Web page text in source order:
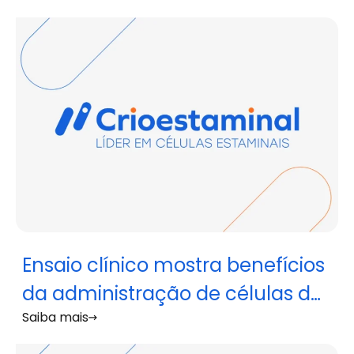
ocular
Ensaio clínico mostra benefícios
da administração de células do
cordão umbilical a doentes com
Saiba mais